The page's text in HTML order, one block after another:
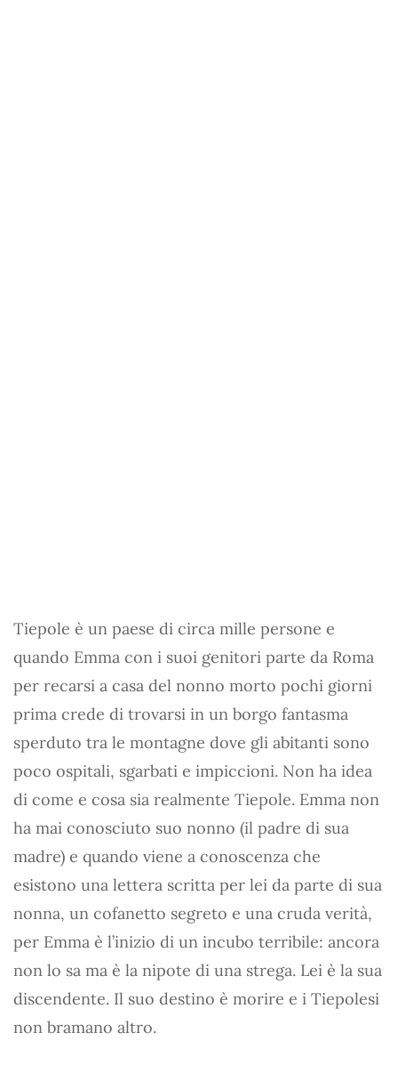
Tiepole è un paese di circa mille persone e
quando Emma con i suoi genitori parte da Roma
per recarsi a casa del nonno morto pochi giorni
prima crede di trovarsi in un borgo fantasma
sperduto tra le montagne dove gli abitanti sono
poco ospitali, sgarbati e impiccioni. Non ha idea
di come e cosa sia realmente Tiepole. Emma non
ha mai conosciuto suo nonno (il padre di sua
madre) e quando viene a conoscenza che
esistono una lettera scritta per lei da parte di sua
nonna, un cofanetto segreto e una cruda verità,
per Emma è l’inizio di un incubo terribile: ancora
non lo sa ma è la nipote di una strega. Lei è la sua
discendente. Il suo destino è morire e i Tiepolesi
non bramano altro.